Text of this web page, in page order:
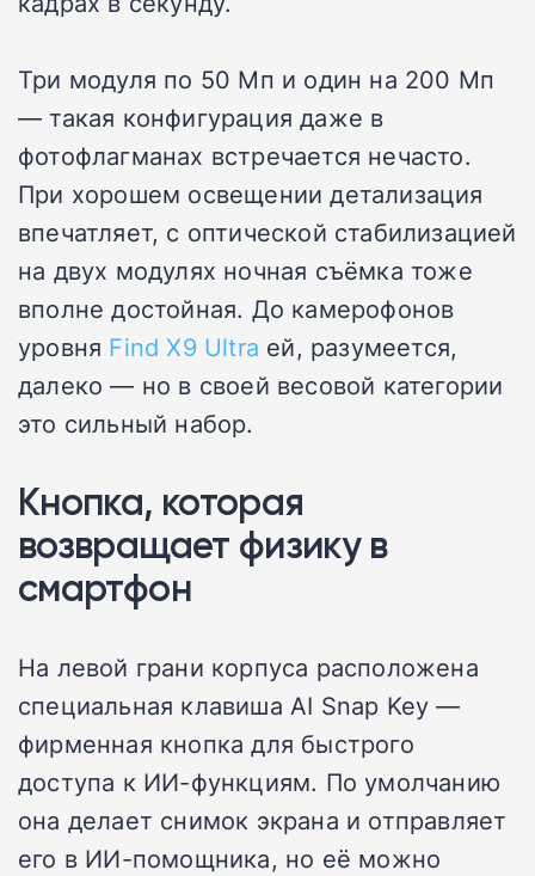
Три модуля по 50 Мп и один на 200 Мп
— такая конфигурация даже в
фотофлагманах встречается нечасто.
При хорошем освещении детализация
впечатляет, с оптической стабилизацией
на двух модулях ночная съёмка тоже
вполне достойная. До камерофонов
уровня Find X9 Ultra ей, разумеется,
далеко — но в своей весовой категории
это сильный набор.
Кнопка, которая
возвращает физику в
смартфон
На левой грани корпуса расположена
специальная клавиша AI Snap Key —
фирменная кнопка для быстрого
доступа к ИИ-функциям. По умолчанию
она делает снимок экрана и отправляет
его в ИИ-помощника, но её можно